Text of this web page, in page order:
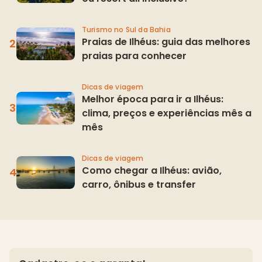
Turismo no Sul da Bahia
Praias de Ilhéus: guia das melhores
praias para conhecer
Dicas de viagem
Melhor época para ir a Ilhéus:
clima, preços e experiências mês a
mês
Dicas de viagem
Como chegar a Ilhéus: avião,
carro, ônibus e transfer